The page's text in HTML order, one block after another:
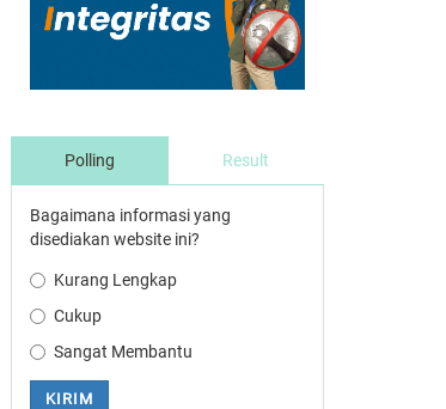
Polling Result
Bagaimana informasi yang
disediakan website ini?
Kurang Lengkap
Cukup
Sangat Membantu
KIRIM